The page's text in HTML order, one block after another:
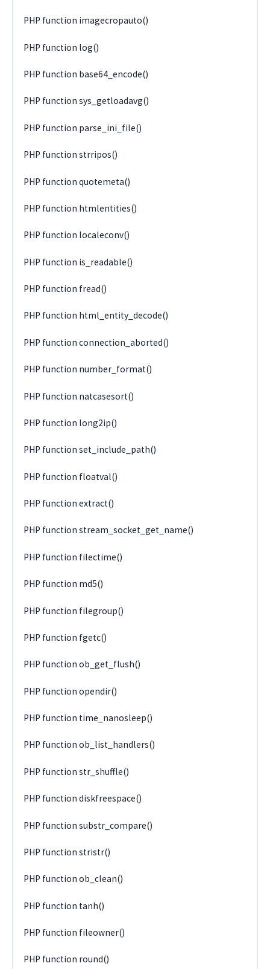
PHP function imagecropauto()
PHP function log()
PHP function base64_encode()
PHP function sys_getloadavg()
PHP function parse_ini_file()
PHP function strripos()
PHP function quotemeta()
PHP function htmlentities()
PHP function localeconv()
PHP function is_readable()
PHP function fread()
PHP function html_entity_decode()
PHP function connection_aborted()
PHP function number_format()
PHP function natcasesort()
PHP function long2ip()
PHP function set_include_path()
PHP function floatval()
PHP function extract()
PHP function stream_socket_get_name()
PHP function filectime()
PHP function md5()
PHP function filegroup()
PHP function fgetc()
PHP function ob_get_flush()
PHP function opendir()
PHP function time_nanosleep()
PHP function ob_list_handlers()
PHP function str_shuffle()
PHP function diskfreespace()
PHP function substr_compare()
PHP function stristr()
PHP function ob_clean()
PHP function tanh()
PHP function fileowner()
PHP function round()